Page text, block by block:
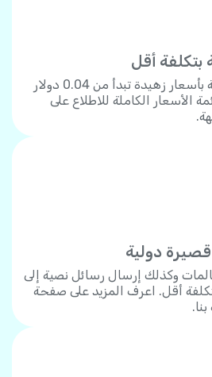
بتكلفة أقل
اتصل بأكثر من 190 دولة بأسعار زهيدة تبدأ من 0.04 دولار
الأسعار الكاملة للاطلاع على
دولية
وكذلك إرسال رسائل نصية إلى
أقل. اعرف المزيد على صفحة